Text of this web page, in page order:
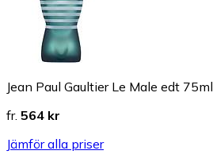
Jean Paul Gaultier Le Male edt 75ml
fr. 564 kr
Jämför alla priser